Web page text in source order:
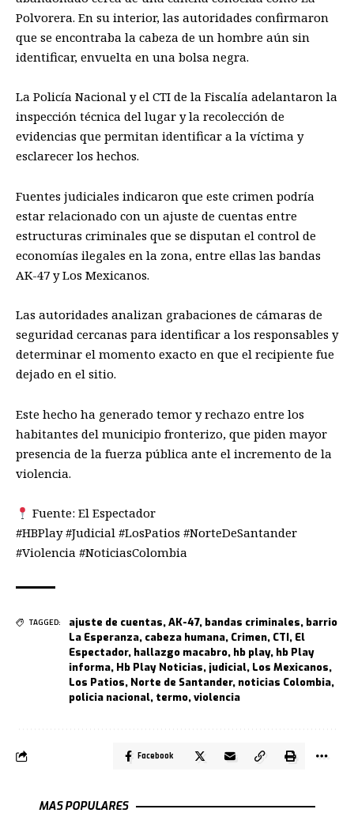
Polvorera. En su interior, las autoridades confirmaron
que se encontraba la cabeza de un hombre aún sin
identificar, envuelta en una bolsa negra.
La Policía Nacional y el CTI de la Fiscalía adelantaron la
inspección técnica del lugar y la recolección de
evidencias que permitan identificar a la víctima y
esclarecer los hechos.
Fuentes judiciales indicaron que este crimen podría
estar relacionado con un ajuste de cuentas entre
estructuras criminales que se disputan el control de
economías ilegales en la zona, entre ellas las bandas
AK-47 y Los Mexicanos.
Las autoridades analizan grabaciones de cámaras de
seguridad cercanas para identificar a los responsables y
determinar el momento exacto en que el recipiente fue
dejado en el sitio.
Este hecho ha generado temor y rechazo entre los
habitantes del municipio fronterizo, que piden mayor
presencia de la fuerza pública ante el incremento de la
violencia.
Fuente: El Espectador
#HBPlay #Judicial #LosPatios #NorteDeSantander
#Violencia #NoticiasColombia
TAGGED: ajuste de cuentas,AK-47, bandas criminales, barrio
La Esperanza, cabeza humana, Crimen, CTI, El
Espectador, hallazgo macabro, hb play, hb Play
informa, Hb Play Noticias, judicial, Los Mexicanos,
Los Patios, Norte de Santander, noticias Colombia,
policia nacional, termo,violencia
Facebook
MAS POPULARES